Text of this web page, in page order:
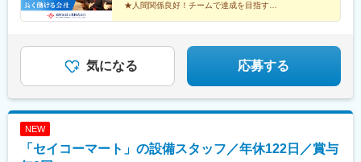
★人間関係良好！チームで達成を目指す
気になる 応募する
NEW
「セイコーマート」の設備スタッフ／年休122日／賞与